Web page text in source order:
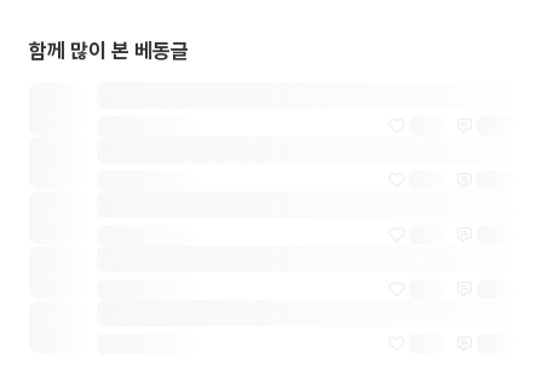
함께 많이 본 베동글